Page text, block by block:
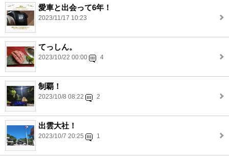
愛車と出会って6年！
2023/11/17 10:23
てっしん。
2023/10/22 00:00 4
制覇！
2023/10/8 08:22 2
出雲大社！
2023/10/7 20:25 1